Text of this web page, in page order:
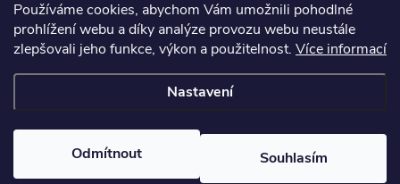
Používáme cookies, abychom Vám umožnili pohodlné
prohlížení webu a díky analýze provozu webu neustále
zlepšovali jeho funkce, výkon a použitelnost. Více informací
Nastavení
Odmítnout Souhlasím
cookies